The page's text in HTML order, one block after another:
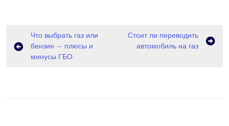
Навигация
по
Что выбрать газ или
бензин — плюсы и
минусы ГБО
Стоит ли переводить
автомобиль на газ